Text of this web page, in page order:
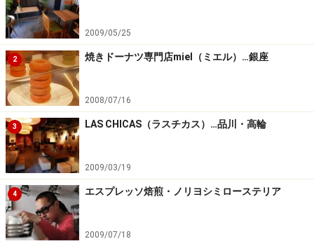
2009/05/25
2 焼きドーナツ専門店miel（ミエル）…銀座
2008/07/16
3 LAS CHICAS（ラスチカス）…品川・高輪
2009/03/19
4 エスプレッソ焙煎・ノリヨシミローステリア
2009/07/18